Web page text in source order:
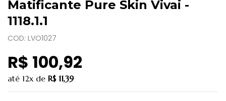
Matificante Pure Skin Vivai -
1118.1.1
COD: LVO1027
R$ 100,92
até 12x de R$ 11,39